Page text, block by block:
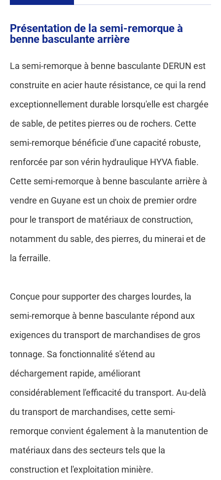
Présentation de la semi-remorque à
benne basculante arrière
La semi-remorque à benne basculante DERUN est
construite en acier haute résistance, ce qui la rend
exceptionnellement durable lorsqu'elle est chargée
de sable, de petites pierres ou de rochers. Cette
semi-remorque bénéficie d'une capacité robuste,
renforcée par son vérin hydraulique HYVA fiable.
Cette semi-remorque à benne basculante arrière à
vendre en Guyane est un choix de premier ordre
pour le transport de matériaux de construction,
notamment du sable, des pierres, du minerai et de
la ferraille.
Conçue pour supporter des charges lourdes, la
semi-remorque à benne basculante répond aux
exigences du transport de marchandises de gros
tonnage. Sa fonctionnalité s'étend au
déchargement rapide, améliorant
considérablement l'efficacité du transport. Au-delà
du transport de marchandises, cette semi-
remorque convient également à la manutention de
matériaux dans des secteurs tels que la
construction et l'exploitation minière.